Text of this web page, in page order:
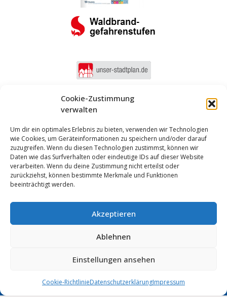
Cookie-Zustimmung
verwalten
Um dir ein optimales Erlebnis zu bieten, verwenden wir Technologien
wie Cookies, um Geräteinformationen zu speichern und/oder darauf
zuzugreifen. Wenn du diesen Technologien zustimmst, können wir
Daten wie das Surfverhalten oder eindeutige IDs auf dieser Website
verarbeiten. Wenn du deine Zustimmung nicht erteilst oder
zurückziehst, können bestimmte Merkmale und Funktionen
beeinträchtigt werden.
Akzeptieren
Ablehnen
Einstellungen ansehen
Cookie-RichtlinieDatenschutzerklärungImpressum
Anmelden
Barrierefreiheit
Stadt Wolmirstedt | 2026
Nachrichten
direkt auf Ihr Handy